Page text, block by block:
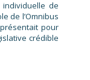
individuelle de
de l’Omnibus
pour
crédible